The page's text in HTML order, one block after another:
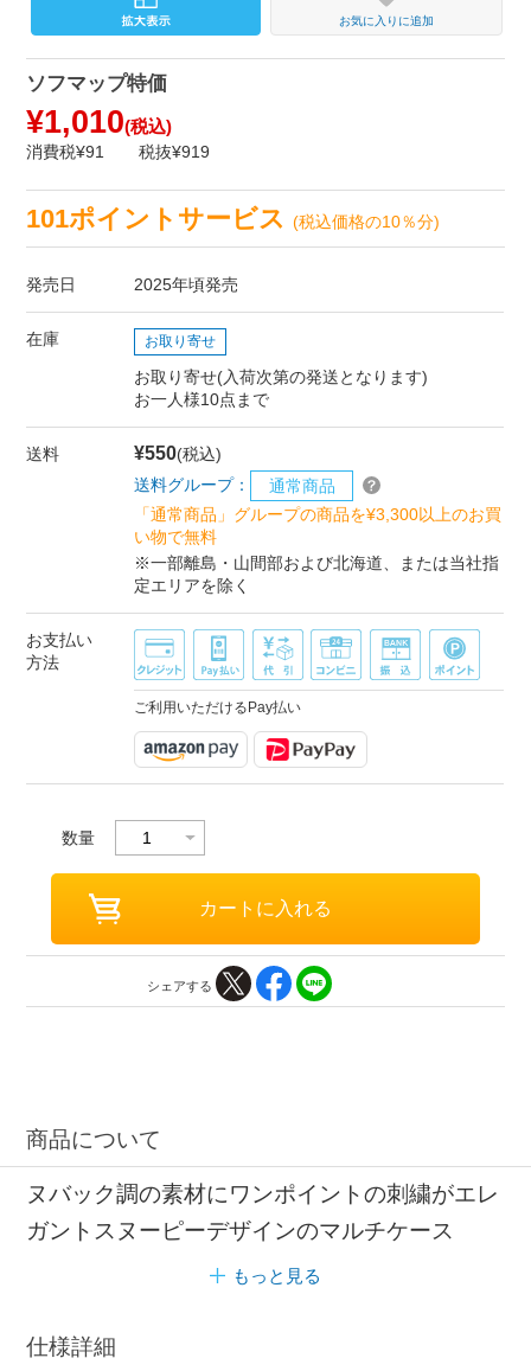
お気に入りに追加
ソフマップ特価
¥1,010(税込)
消費税¥91 税抜¥919
101ポイントサービス(税込価格の10％分)
発売日 2025年頃発売
在庫 お取り寄せ
お取り寄せ(入荷次第の発送となります)
お一人様10点まで
送料 ¥550(税込)
送料グループ：
通常商品
「通常商品」グループの商品を¥3,300以上のお買
い物で無料
※一部離島・山間部および北海道、または当社指
定エリアを除く
お支払い
方法
ご利用いただけるPay払い
数量
シェアする
商品について
ヌバック調の素材にワンポイントの刺繍がエレ
ガントスヌーピーデザインのマルチケース
もっと見る
仕様詳細